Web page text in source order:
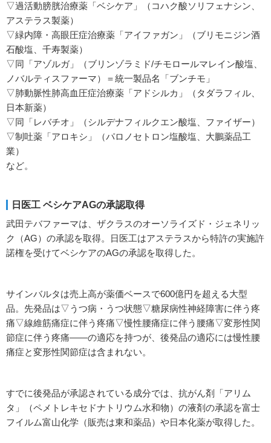
▽過活動膀胱治療薬「ベシケア」（コハク酸ソリフェナシン、
アステラス製薬）
▽緑内障・高眼圧症治療薬「アイファガン」（ブリモニジン酒
石酸塩、千寿製薬）
▽同「アゾルガ」（ブリンゾラミド/チモロールマレイン酸塩、
ノバルティスファーマ）＝統一製品名「ブンチモ」
▽肺動脈性肺高血圧症治療薬「アドシルカ」（タダラフィル、
日本新薬）
▽同「レバチオ」（シルデナフィルクエン酸塩、ファイザー）
▽制吐薬「アロキシ」（パロノセトロン塩酸塩、大鵬薬品工
業）
など。
日医工 ベシケアAGの承認取得
武田テバファーマは、ザクラスのオーソライズド・ジェネリッ
ク（AG）の承認を取得。日医工はアステラスから特許の実施許
諾権を受けてベシケアのAGの承認を取得した。
サインバルタは売上高が薬価ベースで600億円を超える大型
品。先発品は▽うつ病・うつ状態▽糖尿病性神経障害に伴う疼
痛▽線維筋痛症に伴う疼痛▽慢性腰痛症に伴う腰痛▽変形性関
節症に伴う疼痛――の適応を持つが、後発品の適応には慢性腰
痛症と変形性関節症は含まれない。
すでに後発品が承認されている成分では、抗がん剤「アリム
タ」（ペメトレキセドナトリウム水和物）の液剤の承認を富士
フイルム富山化学（販売は東和薬品）や日本化薬が取得した。